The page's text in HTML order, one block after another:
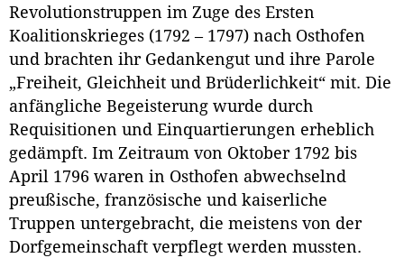
Revolutionstruppen im Zuge des Ersten
Koalitionskrieges (1792 – 1797) nach Osthofen
und brachten ihr Gedankengut und ihre Parole
„Freiheit, Gleichheit und Brüderlichkeit“ mit. Die
anfängliche Begeisterung wurde durch
Requisitionen und Einquartierungen erheblich
gedämpft. Im Zeitraum von Oktober 1792 bis
April 1796 waren in Osthofen abwechselnd
preußische, französische und kaiserliche
Truppen untergebracht, die meistens von der
Dorfgemeinschaft verpflegt werden mussten.